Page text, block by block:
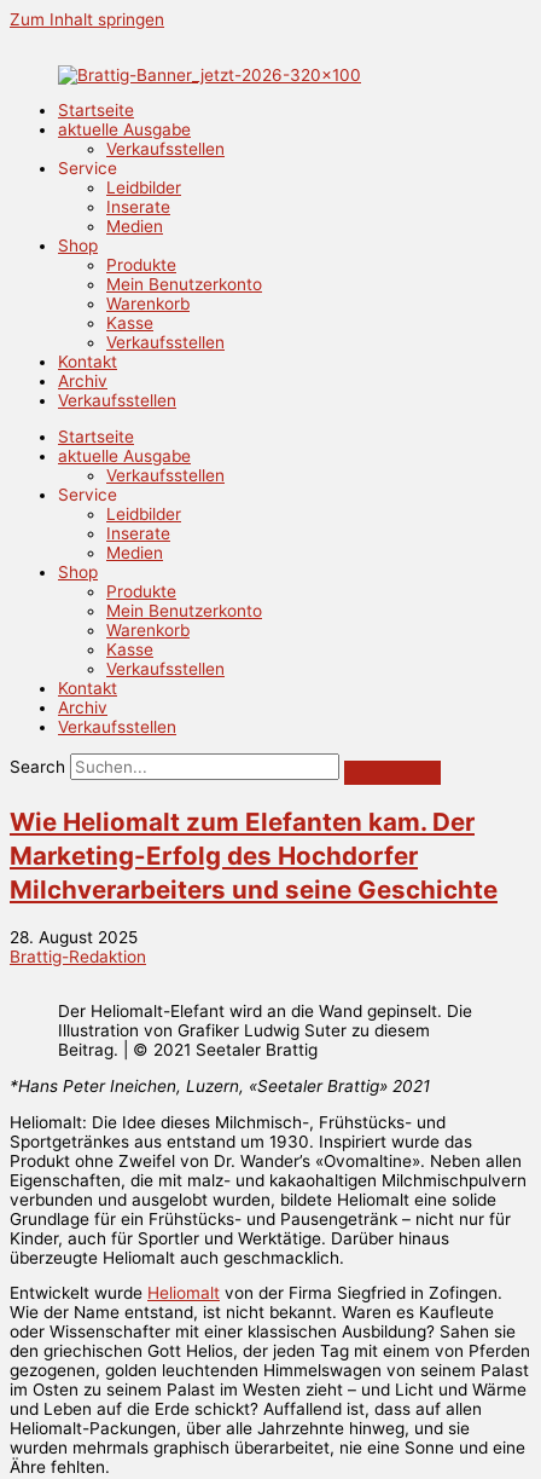
Zum Inhalt springen
Startseite
aktuelle Ausgabe
Verkaufsstellen
Service
Leidbilder
Inserate
Medien
Shop
Produkte
Mein Benutzerkonto
Warenkorb
Kasse
Verkaufsstellen
Kontakt
Archiv
Verkaufsstellen
Startseite
aktuelle Ausgabe
Verkaufsstellen
Service
Leidbilder
Inserate
Medien
Shop
Produkte
Mein Benutzerkonto
Warenkorb
Kasse
Verkaufsstellen
Kontakt
Archiv
Verkaufsstellen
Search
Wie Heliomalt zum Elefanten kam. Der
Marketing-Erfolg des Hochdorfer
Milchverarbeiters und seine Geschichte
28. August 2025
Brattig-Redaktion
Der Heliomalt-Elefant wird an die Wand gepinselt. Die
Illustration von Grafiker Ludwig Suter zu diesem
Beitrag. | © 2021 Seetaler Brattig
*Hans Peter Ineichen, Luzern, «Seetaler Brattig» 2021
Heliomalt: Die Idee dieses Milchmisch-, Frühstücks- und
Sportgetränkes aus entstand um 1930. Inspiriert wurde das
Produkt ohne Zweifel von Dr. Wander’s «Ovomaltine». Neben allen
Eigenschaften, die mit malz- und kakaohaltigen Milchmischpulvern
verbunden und ausgelobt wurden, bildete Heliomalt eine solide
Grundlage für ein Frühstücks- und Pausengetränk – nicht nur für
Kinder, auch für Sportler und Werktätige. Darüber hinaus
überzeugte Heliomalt auch geschmacklich.
Entwickelt wurde Heliomalt von der Firma Siegfried in Zofingen.
Wie der Name entstand, ist nicht bekannt. Waren es Kaufleute
oder Wissenschafter mit einer klassischen Ausbildung? Sahen sie
den griechischen Gott Helios, der jeden Tag mit einem von Pferden
gezogenen, golden leuchtenden Himmelswagen von seinem Palast
im Osten zu seinem Palast im Westen zieht – und Licht und Wärme
und Leben auf die Erde schickt? Auffallend ist, dass auf allen
Heliomalt-Packungen, über alle Jahrzehnte hinweg, und sie
wurden mehrmals graphisch überarbeitet, nie eine Sonne und eine
Ähre fehlten.